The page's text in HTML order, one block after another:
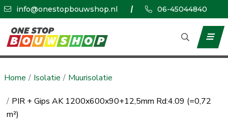
info@onestopbouwshop.nl 06-45044840
Home Isolatie Muurisolatie
PIR + Gips AK 1200x600x90+12,5mm Rd:4.09 (=0,72
m²)